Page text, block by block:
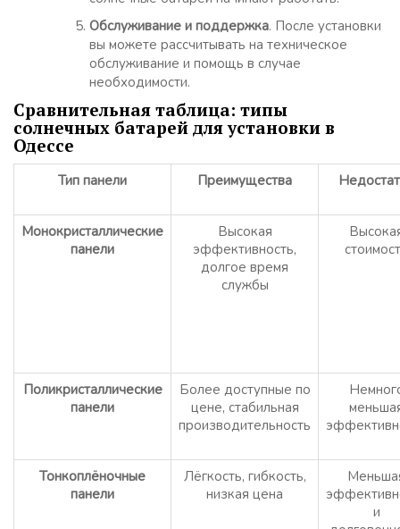
Обслуживание и поддержка. После установки
вы можете рассчитывать на техническое
обслуживание и помощь в случае
необходимости.
Сравнительная таблица: типы
солнечных батарей для установки в
Одессе
Тип панели Преимущества
Монокристаллические
панели
Высокая
эффективность,
долгое время
службы
Поликристаллические
панели
Более доступные по
цене, стабильная
производительность
Тонкоплёночные
панели
Лёгкость, гибкость,
низкая цена
и